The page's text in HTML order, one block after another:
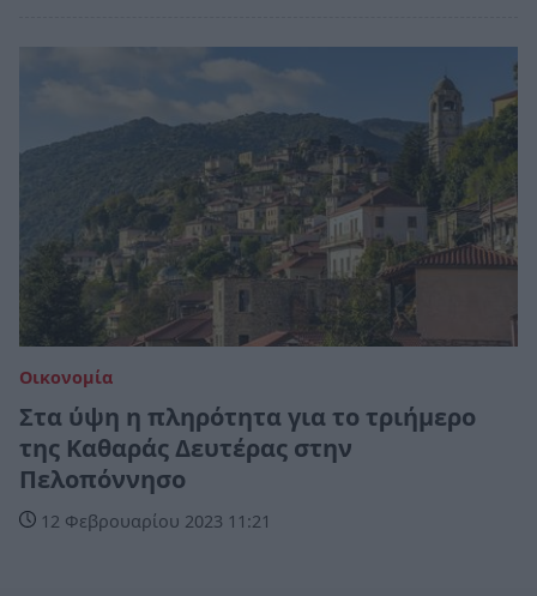
Οικονομία
Στα ύψη η πληρότητα για το τριήμερο
της Καθαράς Δευτέρας στην
Πελοπόννησο
12 Φεβρουαρίου 2023 11:21